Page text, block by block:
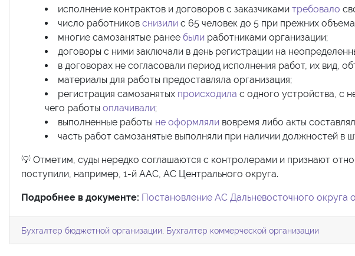
исполнение контрактов и договоров с заказчиками требовало
число работников снизили с 65 человек до 5 при прежних
многие самозанятые ранее были работниками организации;
договоры с ними заключали в день регистрации на
в договорах не согласовали период исполнения работ, их вид,
материалы для работы предоставляла организация;
регистрация самозанятых происходила с одного устройства, с
чего работы оплачивали;
выполненные работы не оформляли вовремя либо акты
часть работ самозанятые выполняли при наличии должностей в
💡 Отметим, суды нередко соглашаются с контролерами и признают
поступили, например, 1-й ААС, АС Центрального округа.
Подробнее в документе: Постановление АС Дальневосточного округа
Бухгалтер бюджетной организации Бухгалтер коммерческой организации